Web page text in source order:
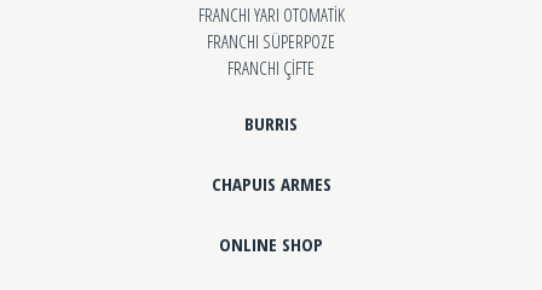
FRANCHI YARI OTOMATİK
FRANCHI SÜPERPOZE
FRANCHI ÇİFTE
BURRIS
CHAPUIS ARMES
ONLINE SHOP